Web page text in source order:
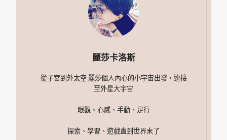
麗莎卡洛斯
從子宮到外太空 麗莎個人內心的小宇宙出發，連接
至外星大宇宙
眼觀、心感、手動、足行
探索、學習、遊戲直到世界末了